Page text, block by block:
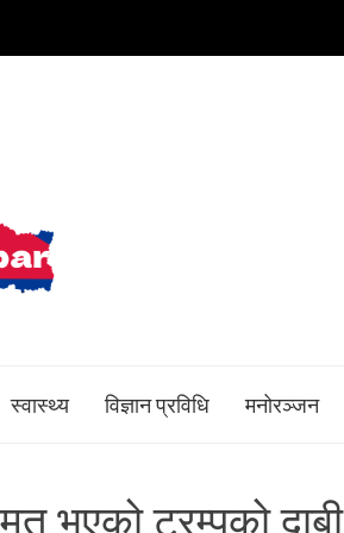
स्वास्थ्य विज्ञान प्रविधि मनोरञ्जन
भएको ट्रम्पको दाबी